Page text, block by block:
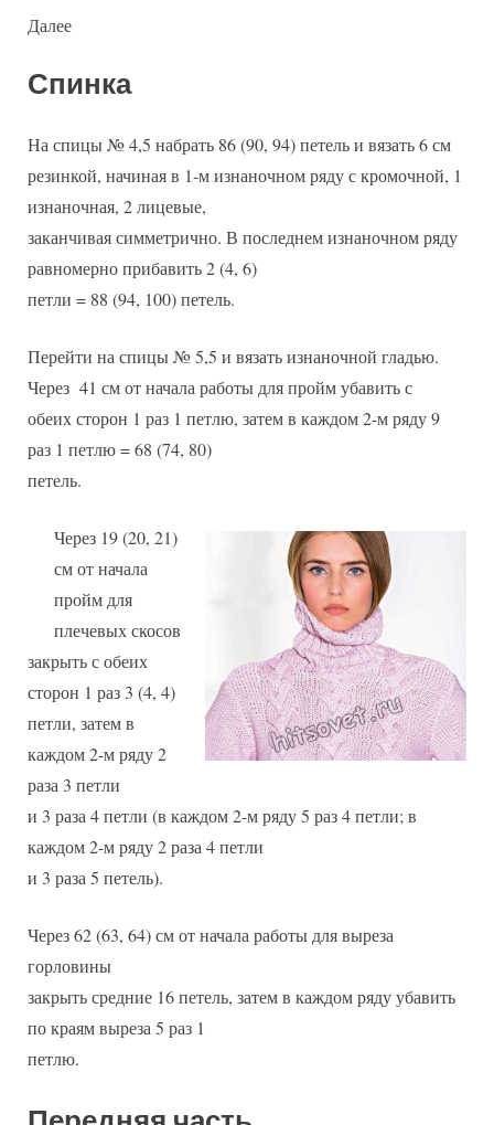
Далее
Спинка
На спицы № 4,5 набрать 86 (90, 94) петель и вязать 6 см
резинкой, начиная в 1-м изнаночном ряду с кромочной, 1
изнаночная, 2 лицевые,
заканчивая симметрично. В последнем изнаночном ряду
равномерно прибавить 2 (4, 6)
петли = 88 (94, 100) петель.
Перейти на спицы № 5,5 и вязать изнаночной гладью.
Через 41 см от начала работы для пройм убавить с
обеих сторон 1 раз 1 петлю, затем в каждом 2-м ряду 9
раз 1 петлю = 68 (74, 80)
петель.
Через 19 (20, 21)
см от начала
пройм для
плечевых скосов
закрыть с обеих
сторон 1 раз 3 (4, 4)
петли, затем в
каждом 2-м ряду 2
раза 3 петли
и 3 раза 4 петли (в каждом 2-м ряду 5 раз 4 петли; в
каждом 2-м ряду 2 раза 4 петли
и 3 раза 5 петель).
Через 62 (63, 64) см от начала работы для выреза
горловины
закрыть средние 16 петель, затем в каждом ряду убавить
по краям выреза 5 раз 1
петлю.